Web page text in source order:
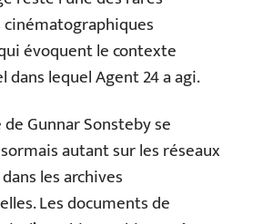
évoquent le contexte
lequel Agent 24 a agi.
Gunnar Sonsteby se
autant sur les réseaux
les archives
Les documents de